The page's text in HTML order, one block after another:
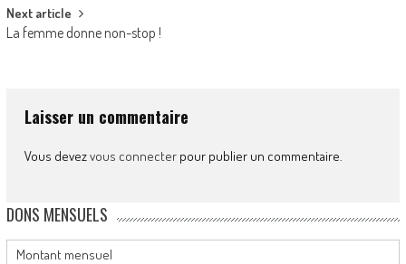
Next article
La femme donne non-stop !
Laisser un commentaire
Vous devezvous connecterpour publier un commentaire.
DONS MENSUELS
Montant mensuel